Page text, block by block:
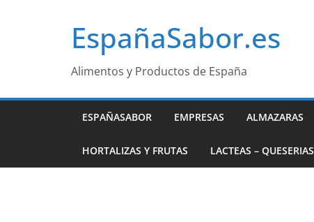
EspañaSabor.es
Alimentos y Productos de España
ESPAÑASABOR EMPRESAS ALMAZARAS
HORTALIZAS Y FRUTAS LACTEAS – QUESERIAS